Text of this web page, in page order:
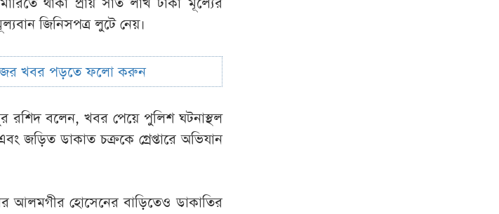
জিনিসপত্র লুটে নেয়।
খবর পড়তে ফলো করুন
রশিদ বলেন, খবর পেয়ে পুলিশ ঘটনাস্থল
জড়িত ডাকাত চক্রকে গ্রেপ্তারে অভিযান
আলমগীর হোসেনের বাড়িতেও ডাকাতির